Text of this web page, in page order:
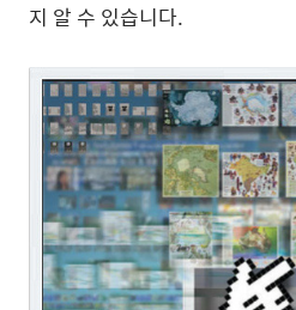
지 알 수 있습니다.